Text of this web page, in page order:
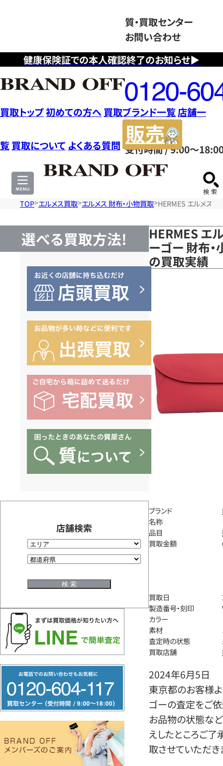
健康保険証での本人確認終了のお知らせ▶
質・買取センター
お問い合わせ
フ
リ
ー
ダ
イ
ヤ
ル
0120604117
受付時間 / 9:00～
買取トップ初めての方へ 買取ブランド一覧店舗一
覧 買取について よくある質問
サ
TOP エルメス買取 エルメス 財布・小物買取 HERMES エルメス
選べる買取方法!
店舗検索
リ
ー
ヤ
HERMES エ
ーゴー 財布・
の買取実績
ブランド
名称
品目
買取金額
買取日
製造番号・刻印
カラー
素材
査定時の状態
買取店舗
2024年6月5日
東京都のお客様よ
ゴーの査定をご
お品物の状態など
えしたところご
取させていただき